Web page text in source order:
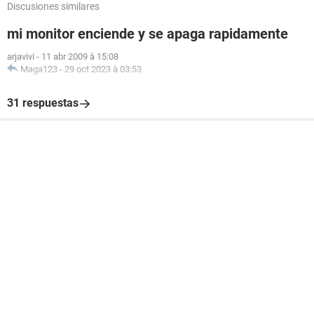
Discusiones similares
mi monitor enciende y se apaga rapidamente
arjavivi - 11 abr 2009 à 15:08
Maga123 - 29 oct 2023 à 03:53
31 respuestas